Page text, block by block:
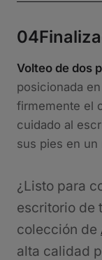
04
Volteo de dos
posicionada
firmemente el
cuidado al
sus pies en un
¿Listo para
escritorio de
colección de
alta calidad